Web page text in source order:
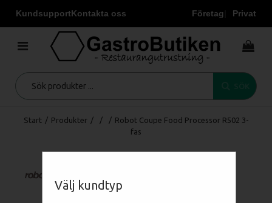
KundsupportKontakta oss Företag Privat
Välj kundtyp
Start / Produkter / / / Robot Coupe Food Processor R502 3-
fas